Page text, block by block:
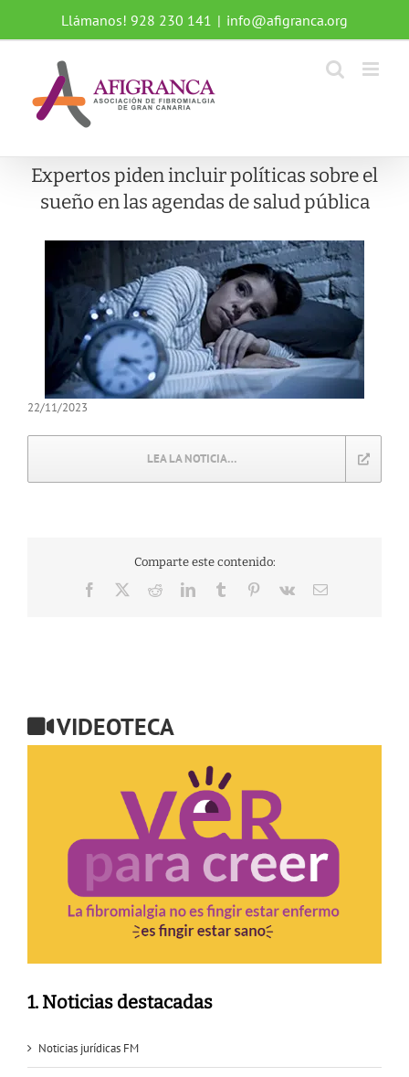
contenido
Llámanos! 928 230 141 | info@afigranca.org
Expertos piden incluir políticas sobre el
sueño en las agendas de salud pública
22/11/2023
LEA LA NOTICIA…
Comparte este contenido:
Facebook RedditLinkedInTumblr Pinterest
Vk
Correo
VIDEOTECA
1. Noticias destacadas
Noticias jurídicas FM